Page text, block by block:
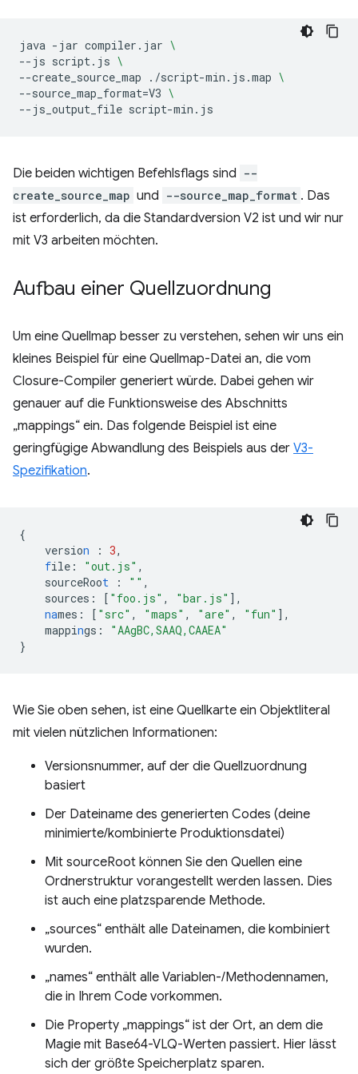
java -jar compiler.jar \
--js script.js \
--create_source_map
./script-min.js.map \
--source_map_format=V3 \
--js_output_file
Die beiden wichtigen Befehlsflags sind --
create_source_map und --source_map_format . Das
ist erforderlich, da die Standardversion V2 ist und wir nur
mit V3 arbeiten möchten.
Aufbau einer Quellzuordnung
Um eine Quellmap besser zu verstehen, sehen wir uns ein
kleines Beispiel für eine Quellmap-Datei an, die vom
Closure-Compiler generiert würde. Dabei gehen wir
genauer auf die Funktionsweise des Abschnitts
„mappings“ ein. Das folgende Beispiel ist eine
geringfügige Abwandlung des Beispiels aus der V3-
Spezifikation.
{
version : 3,
file : "out.js" ,
sourceRoot : "" ,
sources : [ "foo.js" , "bar.js" ],
names : [ "src" , "maps" , "are" , "fun" ],
mappings :
"AAgBC,SAAQ,CAAEA"
}
Wie Sie oben sehen, ist eine Quellkarte ein Objektliteral
mit vielen nützlichen Informationen:
Versionsnummer, auf der die Quellzuordnung
basiert
Der Dateiname des generierten Codes (deine
minimierte/kombinierte Produktionsdatei)
Mit sourceRoot können Sie den Quellen eine
Ordnerstruktur vorangestellt werden lassen. Dies
ist auch eine platzsparende Methode.
„sources“ enthält alle Dateinamen, die kombiniert
wurden.
„names“ enthält alle Variablen-/Methodennamen,
die in Ihrem Code vorkommen.
Die Property „mappings“ ist der Ort, an dem die
Magie mit Base64-VLQ-Werten passiert. Hier lässt
sich der größte Speicherplatz sparen.